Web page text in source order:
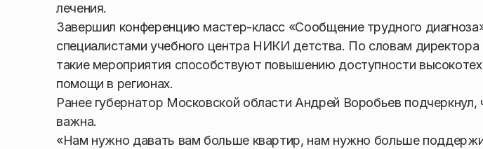
лечения.
Завершил конференцию мастер-класс «Сообщение трудного
специалистами учебного центра НИКИ детства. По словам
такие мероприятия способствуют повышению доступности
помощи в регионах.
Ранее губернатор Московской области Андрей Воробьев подчеркнул,
важна.
«Нам нужно давать вам больше квартир, нам нужно больше